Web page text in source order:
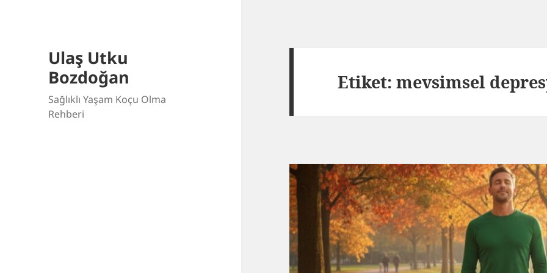
Ulaş Utku
Bozdoğan
Sağlıklı Yaşam Koçu Olma
Rehberi
Etiket:mevsimsel